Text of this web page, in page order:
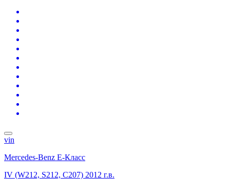
vin
Mercedes-Benz E-Класс
IV (W212, S212, C207) 2012 г.в.